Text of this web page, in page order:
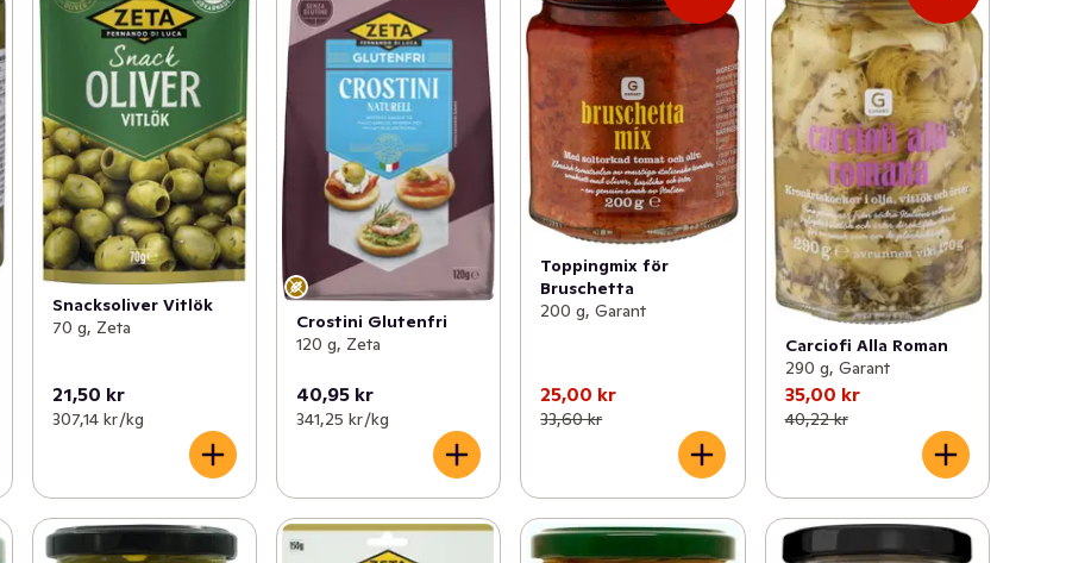
Snacksoliver Vitlök
70 g, Zeta
21,50 kr
307,14 kr /kg
Crostini Glutenfri
120 g, Zeta
40,95 kr
341,25 kr /kg
Toppingmix för
Bruschetta
200 g, Garant
25,00 kr
33,60 kr
Carciofi Alla Roman
290 g, Garant
35,00 kr
40,22 kr